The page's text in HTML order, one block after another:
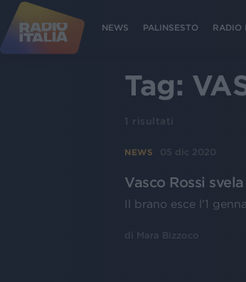
NEWS PALINSESTO RADIO
Tag:
1 risultati
NEWS 05 dic 2020
Vasco Rossi
Il brano esce l'1
di Mara Bizzoco